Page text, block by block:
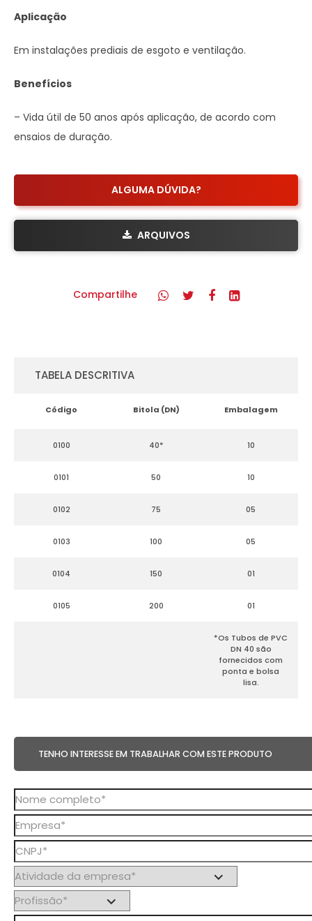
Aplicação
Em instalações prediais de esgoto e ventilação.
Benefícios
– Vida útil de 50 anos após aplicação, de acordo com
ensaios de duração.
ALGUMA DÚVIDA?
ARQUIVOS
Compartilhe
TABELA DESCRITIVA
Código Bitola (DN) Embalagem
0100 40* 10
0101 50 10
0102 75 05
0103 100 05
0104 150 01
0105 200 01
*Os Tubos de PVC
DN 40 são
fornecidos com
ponta e bolsa
lisa.
TENHO INTERESSE EM TRABALHAR COM ESTE PRODUTO